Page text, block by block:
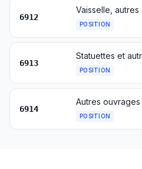
6912
POSITION
6913
POSITION
6914
POSITION